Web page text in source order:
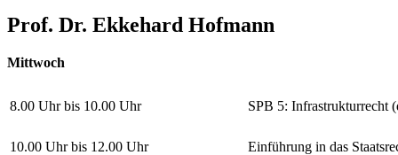
Prof. Dr. Ekkehard Hofmann
Mittwoch
8.00 Uhr bis 10.00 Uhr SPB 5: Infrastrukturrecht
10.00 Uhr bis 12.00 Uhr Einführung in das